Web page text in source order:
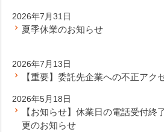
2026年7月31日
夏季休業のお知らせ
2026年7月13日
【重要】委託先企業への不正アク
2026年5月18日
【お知らせ】休業日の電話受付終
更のお知らせ